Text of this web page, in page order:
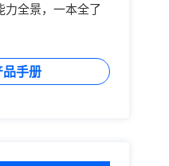
力全景，一本全了
手册